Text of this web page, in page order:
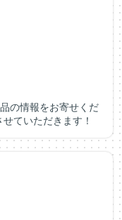
の情報をお寄せくだ
ていただきます！